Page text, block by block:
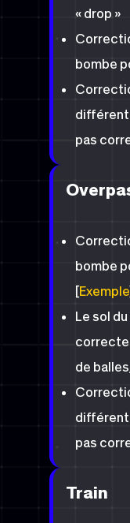
« drop »
bombe
pas
bombe
[Exemple
Le sol
de
pas
Train